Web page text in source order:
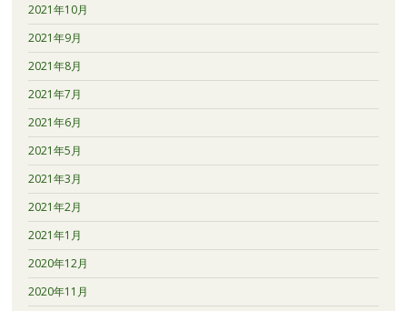
2021年10月
2021年9月
2021年8月
2021年7月
2021年6月
2021年5月
2021年3月
2021年2月
2021年1月
2020年12月
2020年11月